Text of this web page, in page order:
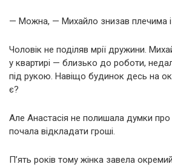
— Можна, — Михайло знизав плечима
Чоловік не поділяв мрії дружини.
у квартирі — близько до роботи,
під рукою. Навіщо будинок десь на
є?
Але Анастасія не полишала думки про
почала відкладати гроші.
П’ять років тому жінка завела